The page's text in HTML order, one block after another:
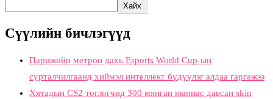
Хайх
Сүүлийн бичлэгүүд
Парижийн метрон дахь Esports World Cup-ын
сурталчилгаанд хиймэл интеллект бүдүүлэг алдаа гаргажээ
Хятадын CS2 тоглогчид 300 мянган юаниас давсан skin